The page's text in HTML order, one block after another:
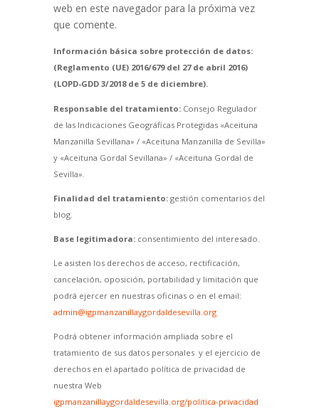
web en este navegador para la próxima vez
que comente.
Información básica sobre protección de datos:
(Reglamento (UE) 2016/679 del 27 de abril 2016)
(LOPD-GDD 3/2018 de 5 de diciembre).
Responsable del tratamiento:Consejo Regulador
de las Indicaciones Geográficas Protegidas «Aceituna
Manzanilla Sevillana» / «Aceituna Manzanilla de Sevilla»
y «Aceituna Gordal Sevillana» / «Aceituna Gordal de
Sevilla».
Finalidad del tratamiento:gestión comentarios del
blog.
Base legitimadora:consentimiento del interesado.
Le asisten los derechos de acceso, rectificación,
cancelación, oposición, portabilidad y limitación que
podrá ejercer en nuestras oficinas o en el email:
admin@igpmanzanillaygordaldesevilla.org
Podrá obtener información ampliada sobre el
tratamiento de sus datos personales y el ejercicio de
derechos en el apartado política de privacidad de
nuestra Web
igpmanzanillaygordaldesevilla.org/politica-privacidad